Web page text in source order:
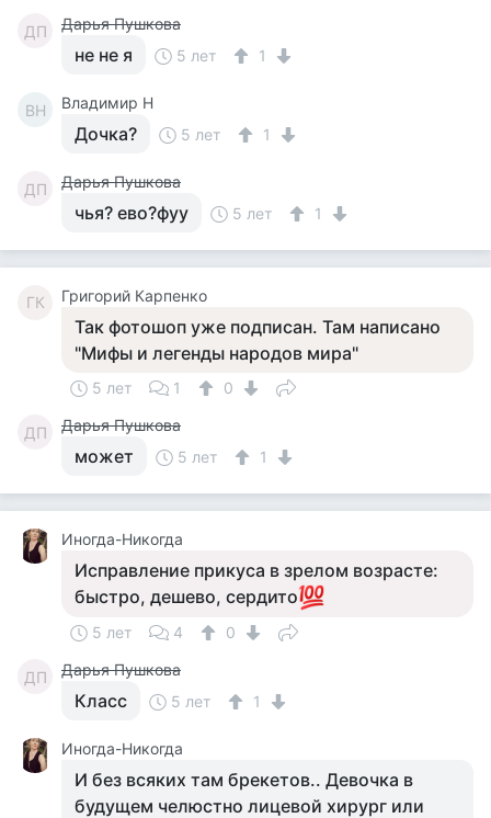
ДП Дарья Пушкова
не не я 5 лет 1
ВН Владимир Н
Дочка? 5 лет 1
ДП Дарья Пушкова
чья? ево?фуу 5 лет 1
ГК Григорий Карпенко
Так фотошоп уже подписан. Там написано
"Мифы и легенды народов мира"
5 лет 1 0
ДП Дарья Пушкова
может 5 лет 1
Иногда-Никогда
Исправление прикуса в зрелом возрасте:
быстро, дешево, сердито
5 лет 4 0
ДП Дарья Пушкова
Класс 5 лет 1
Иногда-Никогда
И без всяких там брекетов.. Девочка в
будущем челюстно лицевой хирург или